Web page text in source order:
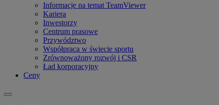
Informacje na temat TeamViewer
Kariera
Inwestorzy
Centrum prasowe
Przywództwo
Współpraca w świecie sportu
Zrównoważony rozwój i CSR
Ład korporacyjny
Ceny